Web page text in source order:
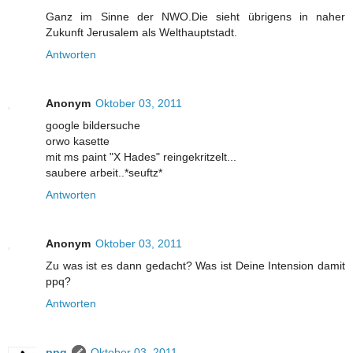
Ganz im Sinne der NWO.Die sieht übrigens in naher
Zukunft Jerusalem als Welthauptstadt.
Antworten
Anonym Oktober 03, 2011
google bildersuche
orwo kasette
mit ms paint "X Hades" reingekritzelt...
saubere arbeit..*seuftz*
Antworten
Anonym Oktober 03, 2011
Zu was ist es dann gedacht? Was ist Deine Intension damit
ppq?
Antworten